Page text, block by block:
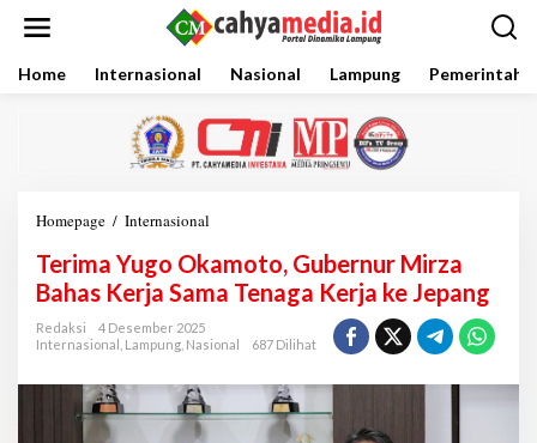
Home Internasional Nasional Lampung
Homepage / Internasional
r
i
m
Y
o
Terima Yugo Okamoto, Gubernur Mirza
Bahas Kerja Sama Tenaga Kerja ke Jepang
Redaksi
4 Desember 2025
Internasional
Lampung Nasional 687 Dilihat